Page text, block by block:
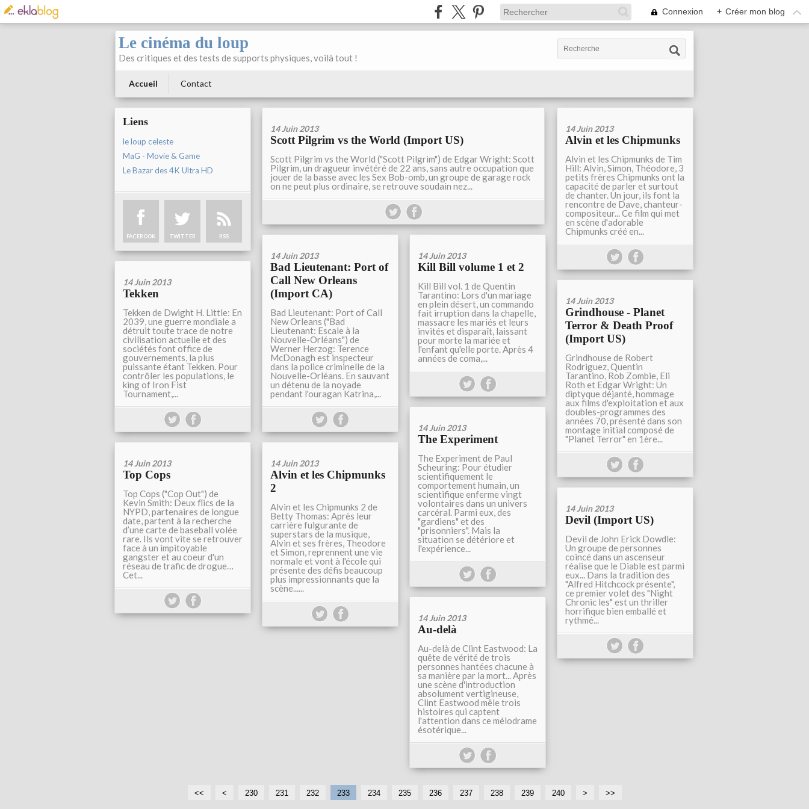
Connexion + Créer mon blog
Le cinéma du loup
Des critiques et des tests de supports physiques, voilà tout !
Accueil Contact
Liens
le loup celeste
MaG - Movie & Game
Le Bazar des 4K Ultra HD
FACEBOOK TWITTER RSS
14 Juin 2013
Scott Pilgrim vs the World (Import US)
Scott Pilgrim vs the World ("Scott Pilgrim") de Edgar Wright: Scott
Pilgrim, un dragueur invétéré de 22 ans, sans autre occupation que
jouer de la basse avec les Sex Bob-omb, un groupe de garage rock
on ne peut plus ordinaire, se retrouve soudain nez...
14 Juin 2013
Alvin et les Chipmunks
Alvin et les Chipmunks de Tim
Hill: Alvin, Simon, Théodore, 3
petits frères Chipmunks ont la
capacité de parler et surtout
de chanter. Un jour, ils font la
rencontre de Dave, chanteur-
compositeur... Ce film qui met
en scène d'adorable
Chipmunks créé en...
14 Juin 2013
Bad Lieutenant: Port of
Call New Orleans
(Import CA)
Bad Lieutenant: Port of Call
New Orleans ("Bad
Lieutenant: Escale à la
Nouvelle-Orléans") de
Werner Herzog: Terence
McDonagh est inspecteur
dans la police criminelle de la
Nouvelle-Orléans. En sauvant
un détenu de la noyade
pendant l'ouragan Katrina,...
14 Juin 2013
Kill Bill volume 1 et 2
Kill Bill vol. 1 de Quentin
Tarantino: Lors d'un mariage
en plein désert, un commando
fait irruption dans la chapelle,
massacre les mariés et leurs
invités et disparaît, laissant
pour morte la mariée et
l'enfant qu'elle porte. Après 4
années de coma,...
14 Juin 2013
Tekken
Tekken de Dwight H. Little: En
2039, une guerre mondiale a
détruit toute trace de notre
civilisation actuelle et des
sociétés font office de
gouvernements, la plus
puissante étant Tekken. Pour
contrôler les populations, le
king of Iron Fist
Tournament,...
14 Juin 2013
Grindhouse - Planet
Terror & Death Proof
(Import US)
Grindhouse de Robert
Rodriguez, Quentin
Tarantino, Rob Zombie, Eli
Roth et Edgar Wright: Un
diptyque déjanté, hommage
aux films d'exploitation et aux
doubles-programmes des
années 70, présenté dans son
montage initial composé de
"Planet Terror" en 1ère...
14 Juin 2013
The Experiment
The Experiment de Paul
Scheuring: Pour étudier
scientifiquement le
comportement humain, un
scientifique enferme vingt
volontaires dans un univers
carcéral. Parmi eux, des
"gardiens" et des
"prisonniers". Mais la
situation se détériore et
l'expérience...
14 Juin 2013
Top Cops
Top Cops ("Cop Out") de
Kevin Smith: Deux flics de la
NYPD, partenaires de longue
date, partent à la recherche
d’une carte de baseball volée
rare. Ils vont vite se retrouver
face à un impitoyable
gangster et au coeur d'un
réseau de trafic de drogue…
Cet...
14 Juin 2013
Alvin et les Chipmunks
2
Alvin et les Chipmunks 2 de
Betty Thomas: Après leur
carrière fulgurante de
superstars de la musique,
Alvin et ses frères, Theodore
et Simon, reprennent une vie
normale et vont à l'école qui
présente des défis beaucoup
plus impressionnants que la
scène......
14 Juin 2013
Devil (Import US)
Devil de John Erick Dowdle:
Un groupe de personnes
coincé dans un ascenseur
réalise que le Diable est parmi
eux... Dans la tradition des
"Alfred Hitchcock présente",
ce premier volet des "Night
Chronic les" est un thriller
horrifique bien emballé et
rythmé...
14 Juin 2013
Au-delà
Au-delà de Clint Eastwood: La
quête de vérité de trois
personnes hantées chacune à
sa manière par la mort... Après
une scène d'introduction
absolument vertigineuse,
Clint Eastwood mêle trois
histoires qui captent
l'attention dans ce mélodrame
ésotérique...
<< <
2
2
2
230 231 232 233 234 235 236 237 238 239 240
2
2
2
> >>